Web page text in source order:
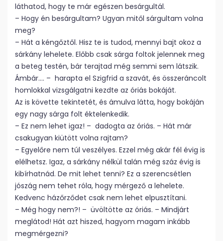
láthatod, hogy te már egészen besárgultál.
– Hogy én besárgultam? Ugyan mitől sárgultam volna
meg?
– Hát a kéngőztől. Hisz te is tudod, mennyi bajt okoz a
sárkány lehelete. Előbb csak sárga foltok jelennek meg
a beteg testén, bár terajtad még semmi sem látszik.
Ámbár…. – harapta el Szigfrid a szavát, és összeráncolt
homlokkal vizsgálgatni kezdte az óriás bokáját.
Az is követte tekintetét, és ámulva látta, hogy bokáján
egy nagy sárga folt éktelenkedik.
– Ez nem lehet igaz! – dadogta az óriás. – Hát már
csakugyan kiütött volna rajtam?
– Egyelőre nem túl veszélyes. Ezzel még akár fél évig is
elélhetsz. Igaz, a sárkány nélkül talán még száz évig is
kibírhatnád. De mit lehet tenni? Ez a szerencsétlen
jószág nem tehet róla, hogy mérgező a lehelete.
Kedvenc házőrződet csak nem lehet elpusztítani.
– Még hogy nem?! – üvöltötte az óriás. – Mindjárt
meglátod! Hát azt hiszed, hagyom magam inkább
megmérgezni?